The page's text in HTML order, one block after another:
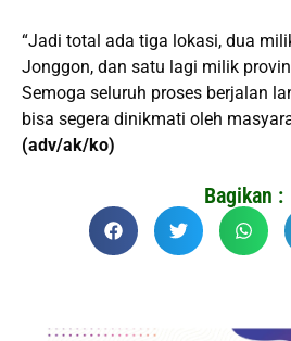
“Jadi total ada tiga lokasi, dua
Jonggon, dan satu lagi milik
Semoga seluruh proses berjalan
bisa segera dinikmati oleh
(adv/ak/ko)
Bagikan :